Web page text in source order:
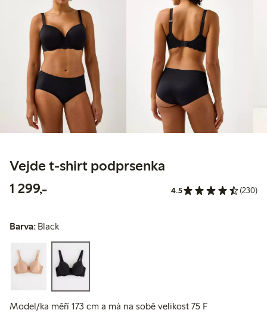
Vejde t-shirt podprsenka
1 299,-1 299,00 Kč 4.5 (230)
Barva: Black
Model/ka měří 173 cm a má na sobě velikost 75 F